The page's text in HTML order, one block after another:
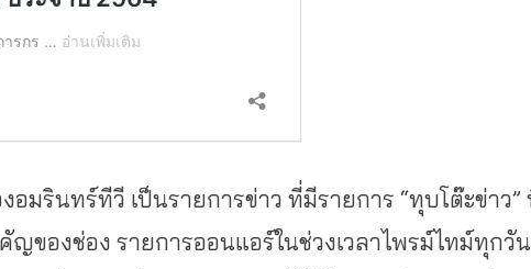
มรินทร์ทีวี เป็นรายการข่าว ที่มีรายการ “ทุบโต๊ะข่าว”
ของช่อง รายการออนแอร์ในช่วงเวลาไพรม์ไทม์ทุกวัน